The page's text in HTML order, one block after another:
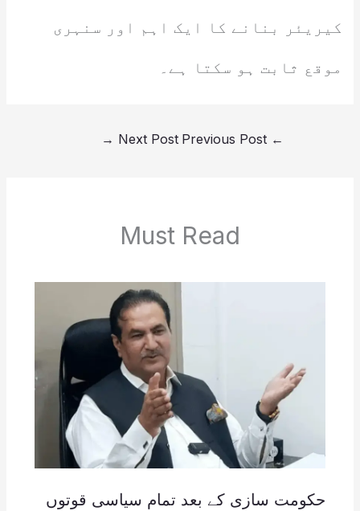
کیریئر بنانے کا ایک اہم اور سنہری
موقع ثابت ہو سکتا ہے۔
←
Next Post
→
Must Read
حکومت سازی کے بعد تمام سیاسی قوتوں